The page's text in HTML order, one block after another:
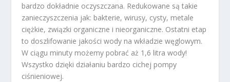
bardzo dokładnie oczyszczana. Redukowane są takie
zanieczyszczenia jak: bakterie, wirusy, cysty, metale
ciężkie, związki organiczne i nieorganiczne. Ostatni etap
to doszlifowanie jakości wody na wkładzie węglowym.
W ciągu minuty możemy pobrać aż 1,6 litra wody!
Wszystko dzięki działaniu bardzo cichej pompy
ciśnieniowej.